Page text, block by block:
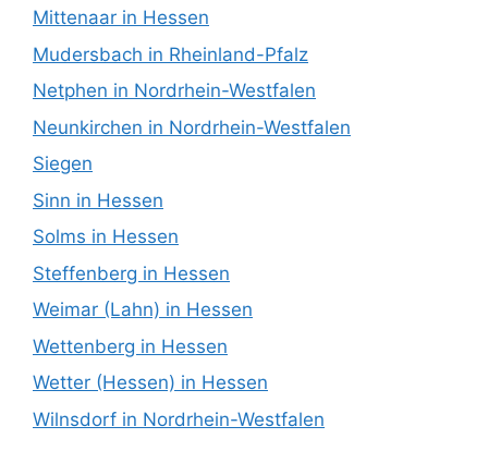
Mittenaar in Hessen
Mudersbach in Rheinland-Pfalz
Netphen in Nordrhein-Westfalen
Neunkirchen in Nordrhein-Westfalen
Siegen
Sinn in Hessen
Solms in Hessen
Steffenberg in Hessen
Weimar (Lahn) in Hessen
Wettenberg in Hessen
Wetter (Hessen) in Hessen
Wilnsdorf in Nordrhein-Westfalen